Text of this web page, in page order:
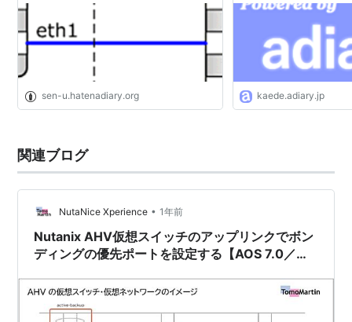
sen-u.hatenadiary.org kaede.adiary.jp
関連ブログ
NutaNice Xperience • 1年前
Nutanix AHV仮想スイッチのアップリンクでボン
ディングの優先ポートを設定する【AOS 7.0／